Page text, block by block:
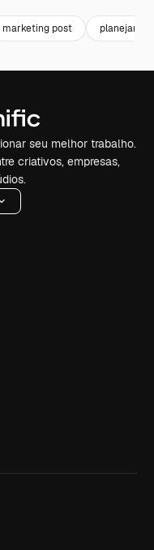
marketing post
seu melhor trabalho.
criativos, empresas,